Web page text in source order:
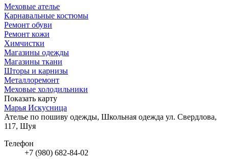
Меховые ателье
Карнавальные костюмы
Ремонт обуви
Ремонт кожи
Химчистки
Магазины одежды
Магазины ткани
Шторы и карнизы
Металлоремонт
Меховые холодильники
Показать карту
Марья Искусница
Ателье по пошиву одежды, Школьная одежда ул. Свердлова,
117, Шуя
Телефон
+7 (980) 682-84-02